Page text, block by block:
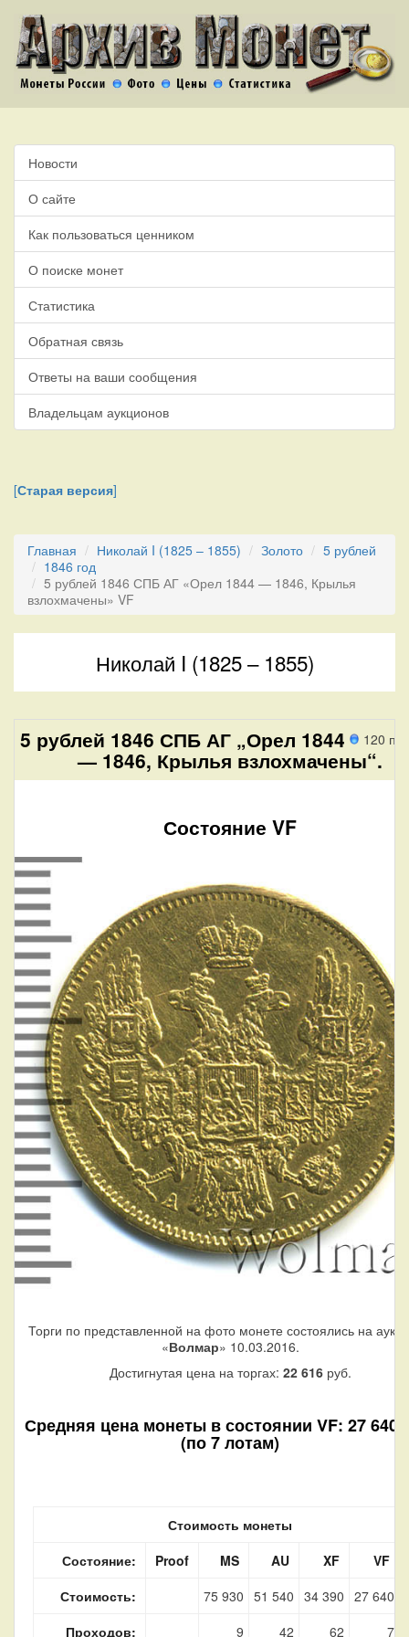
Новости
О сайте
Как пользоваться ценником
О поиске монет
Статистика
Обратная связь
Ответы на ваши сообщения
Владельцам аукционов
[Старая версия]
Главная Николай I (1825 – 1855) Золото
5 рублей
1846 год
5 рублей 1846 СПБ АГ «Орел 1844 — 1846, Крылья
взлохмачены» VF
Николай I (1825 – 1855)
120
5 рублей 1846 СПБ АГ „Орел 1844
— 1846, Крылья взлохмачены“.
Состояние VF
Торги по представленной на фото монете состоялись на
«Волмар» 10.03.2016.
Достигнутая цена на торгах: 22 616руб.
Средняя цена монеты в состоянии VF: 27 640
(по 7 лотам)
Стоимость монеты
Состояние:
Proof MS AU XF
VF
Стоимость:
75 930 51 540 34 390 27 640
Проходов:
9 42 62 7